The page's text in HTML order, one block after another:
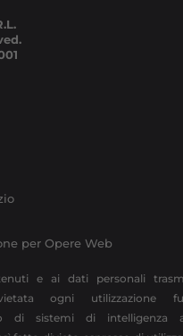
per Opere Web
e ai dati personali
ogni utilizzazione
di sistemi di intelligenza